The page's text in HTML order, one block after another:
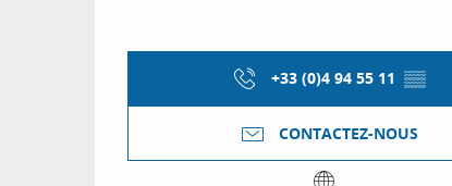
+33 (0)4 94 55 11 ▒▒
CONTACTEZ-NOUS